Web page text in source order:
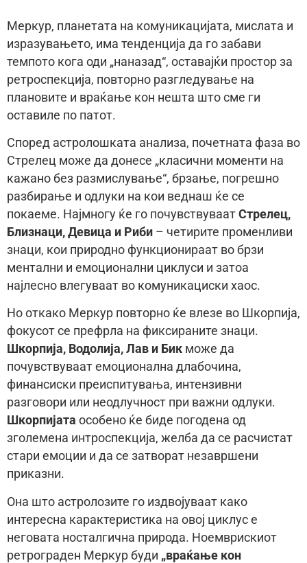
Меркур, планетата на комуникацијата, мислата и
изразувањето, има тенденција да го забави
темпото кога оди „наназад“, оставајќи простор за
ретроспекција, повторно разгледување на
плановите и враќање кон нешта што сме ги
оставиле по патот.
Според астролошката анализа, почетната фаза во
Стрелец може да донесе „класични моменти на
кажано без размислување“, брзање, погрешно
разбирање и одлуки на кои веднаш ќе се
покаеме. Најмногу ќе го почувствуваат Стрелец,
Близнаци, Девица и Риби – четирите променливи
знаци, кои природно функционираат во брзи
ментални и емоционални циклуси и затоа
најлесно влегуваат во комуникациски хаос.
Но откако Меркур повторно ќе влезе во Шкорпија,
фокусот се префрла на фиксираните знаци.
Шкорпија, Водолија, Лав и Бик може да
почувствуваат емоционална длабочина,
финансиски преиспитувања, интензивни
разговори или неодлучност при важни одлуки.
Шкорпијата особено ќе биде погодена од
зголемена интроспекција, желба да се расчистат
стари емоции и да се затворат незавршени
приказни.
Она што астролозите го издвојуваат како
интересна карактеристика на овој циклус е
неговата носталгична природа. Ноемврискиот
ретрограден Меркур буди „враќање кон